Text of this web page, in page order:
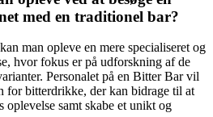
med en traditionel bar?
man opleve en mere specialiseret og
hvor fokus er på udforskning af de
Personalet på en Bitter Bar vil
for bitterdrikke, der kan bidrage til at
oplevelse samt skabe et unikt og